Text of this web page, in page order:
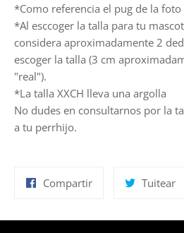
*Como referencia el pug de la
*Al esccoger la talla para tu
considera aproximadamente 2
escoger la talla (3 cm
"real").
*La talla XXCH lleva una argolla
No dudes en consultarnos por la
a tu perrhijo.
CompartirCompartir Tuitear